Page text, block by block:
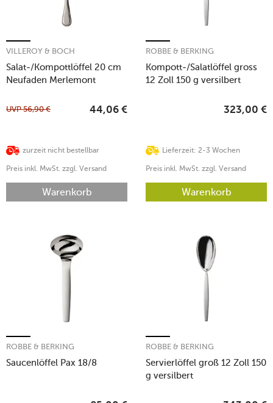
Salat-/Kompottlöffel 20 cm
Neufaden Merlemont
VILLEROY & BOCH
zurzeit nicht bestellbar
UVP56,90 € 44,06 €
Preis inkl. MwSt. zzgl. Versand
Warenkorb
Kompott-/Salatlöffel gross
12 Zoll 150 g versilbert
ROBBE & BERKING
Lieferzeit: 2-3 Wochen
323,00 €
Preis inkl. MwSt. zzgl. Versand
Warenkorb
Saucenlöffel Pax 18/8
ROBBE & BERKING
Servierlöffel groß 12 Zoll 150
g versilbert
ROBBE & BERKING